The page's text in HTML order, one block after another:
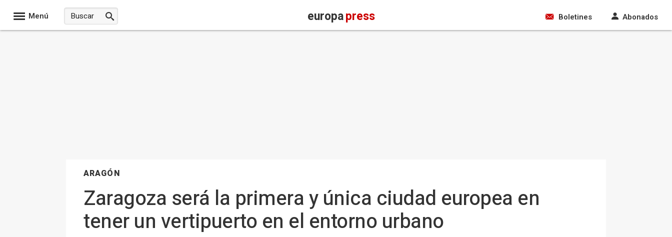
Menú europapress Boletines Abonados
ARAGÓN
Zaragoza será la primera y única ciudad europea en
tener un vertipuerto en el entorno urbano